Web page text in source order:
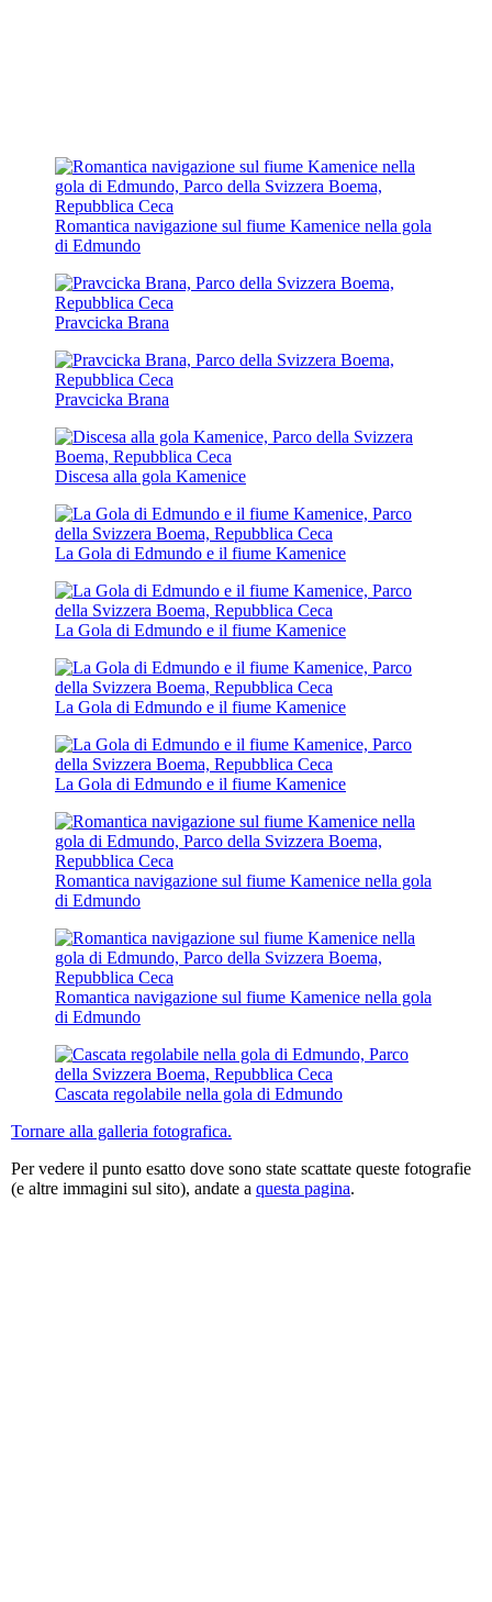
Romantica navigazione sul fiume Kamenice nella gola
di Edmundo
Pravcicka Brana
Pravcicka Brana
Discesa alla gola Kamenice
La Gola di Edmundo e il fiume Kamenice
La Gola di Edmundo e il fiume Kamenice
La Gola di Edmundo e il fiume Kamenice
La Gola di Edmundo e il fiume Kamenice
Romantica navigazione sul fiume Kamenice nella gola
di Edmundo
Romantica navigazione sul fiume Kamenice nella gola
di Edmundo
Cascata regolabile nella gola di Edmundo
Tornare alla galleria fotografica.
Per vedere il punto esatto dove sono state scattate queste fotografie
(e altre immagini sul sito), andate a questa pagina.